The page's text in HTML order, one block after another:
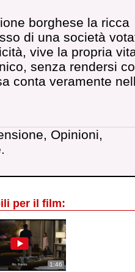
borghese la ricca
di una società
vive la propria
senza rendersi
conta veramente
Opinioni,
per il film:
1:46